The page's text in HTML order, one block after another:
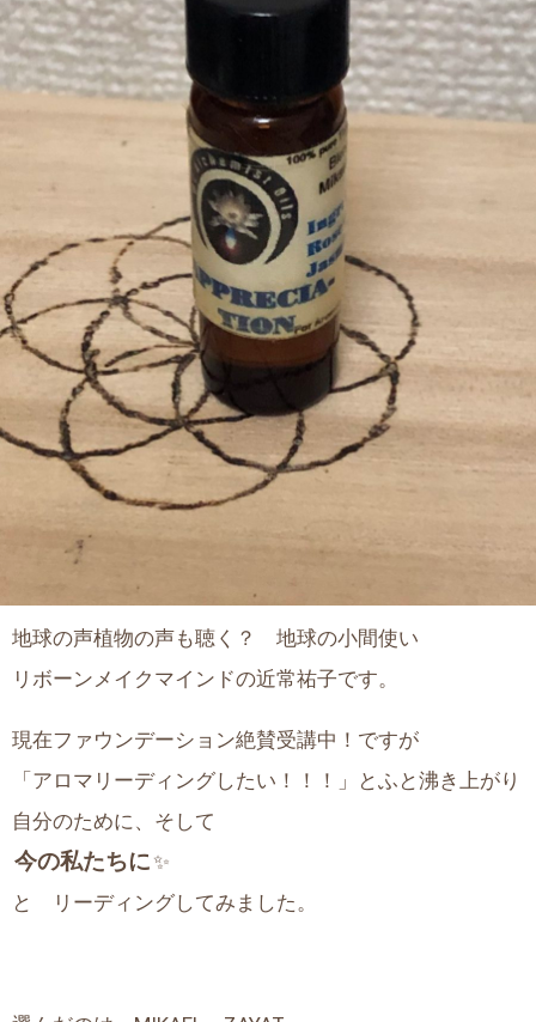
地球の声植物の声も聴く？ 地球の小間使い
リボーンメイクマインドの近常祐子です。
現在ファウンデーション絶賛受講中！ですが
「アロマリーディングしたい！！！」とふと沸き上がり
自分のために、そして
今の私たちに ✨
と リーディングしてみました。